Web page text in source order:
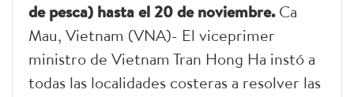
de pesca) hasta el 20 de noviembre. Ca
Mau, Vietnam (VNA)- El viceprimer
ministro de Vietnam Tran Hong Ha instó a
todas las localidades costeras a resolver las